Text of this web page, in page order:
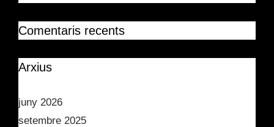
Comentaris recents
Arxius
juny 2026
setembre 2025